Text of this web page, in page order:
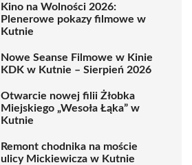
Kino na Wolności 2026:
Plenerowe pokazy filmowe w
Kutnie
Nowe Seanse Filmowe w Kinie
KDK w Kutnie – Sierpień 2026
Otwarcie nowej filii Żłobka
Miejskiego „Wesoła Łąka” w
Kutnie
Remont chodnika na moście
ulicy Mickiewicza w Kutnie